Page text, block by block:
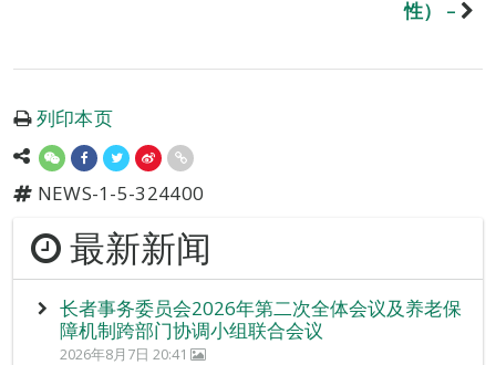
性） –
列印本页
NEWS-1-5-324400
最新新闻
长者事务委员会2026年第二次全体会议及养老保
障机制跨部门协调小组联合会议
2026年8月7日 20:41